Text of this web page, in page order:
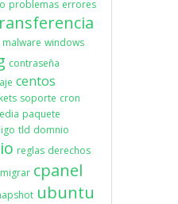
problemas errores
malware windows
contraseña
centos
soporte cron
paquete
tld domnio
reglas derechos
migrar cpanel
ubuntu